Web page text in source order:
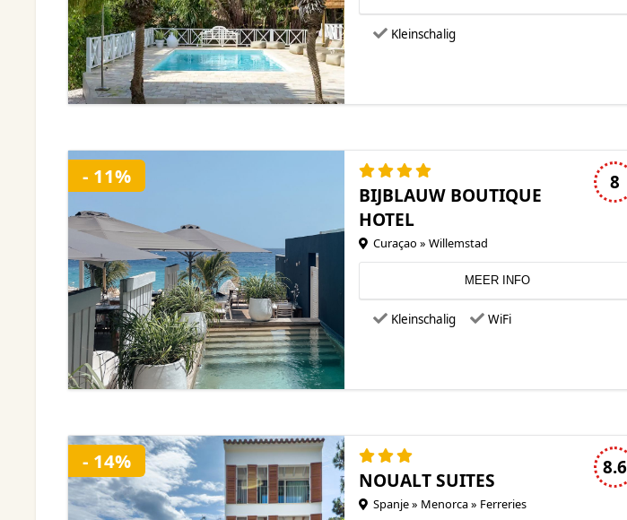
Kleinschalig
8
BIJBLAUW BOUTIQUE
HOTEL
Curaçao » Willemstad
MEER INFO
Kleinschalig WiFi
- 11%
8.6
NOUALT SUITES
Spanje » Menorca » Ferreries
- 14%